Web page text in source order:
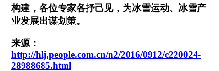
构建，各位专家各抒己见，为冰雪运动、冰雪产
业发展出谋划策。
来源：
http://hlj.people.com.cn/n2/2016/0912/c220024-
28988685.html